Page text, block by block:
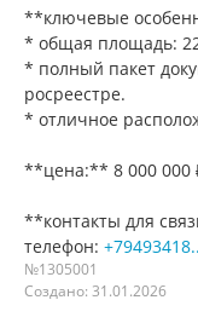
**ключевые
* общая площадь:
* полный пакет
росреестре.
* отличное
**цена:** 8 000 000
**контакты для
телефон:
№1305001
Создано: 31.01.2026